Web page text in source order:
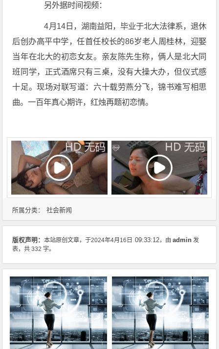
所属分类： 社会新闻
另外据时间视频：
4月14日，湖南益阳，毕业于北大法律系，退休
后创办高平中学，任首任校长的86岁老人周桂林，迎娶
当年在北大的初恋女友。亲友陈先生称，俩人是北大同
班同学，正式酒席只有三桌，没有大操大办，但仪式感
十足。现场对联写道：六十载劳燕分飞，锦书难写相思
曲。一百年真心期许，红烛再题初恋情。
版权声明：本站原创文章，于2024年4月16日 09:33:12，由admin 发
表，共 332 字。